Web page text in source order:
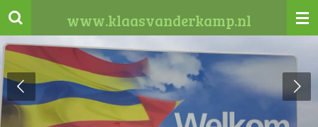
Ga
naar
hoofdinhoud
www.klaasvanderkamp.nl